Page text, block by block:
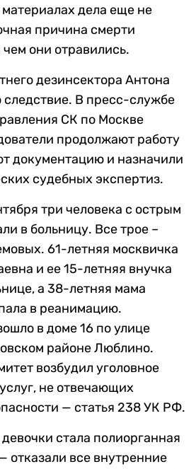
дела еще не
причина смерти
они отравились.
дезинсектора Антона
следствие. В пресс-службе
СК по Москве
продолжают работу
документацию и назначили
судебных экспертиз.
три человека с острым
в больницу. Все трое –
61-летняя москвичка
и ее 15-летняя внучка
а 38-летняя мама
в реанимацию.
в доме 16 по улице
районе Люблино.
возбудил уголовное
не отвечающих
— статья 238 УК РФ.
стала полиорганная
отказали все внутренние